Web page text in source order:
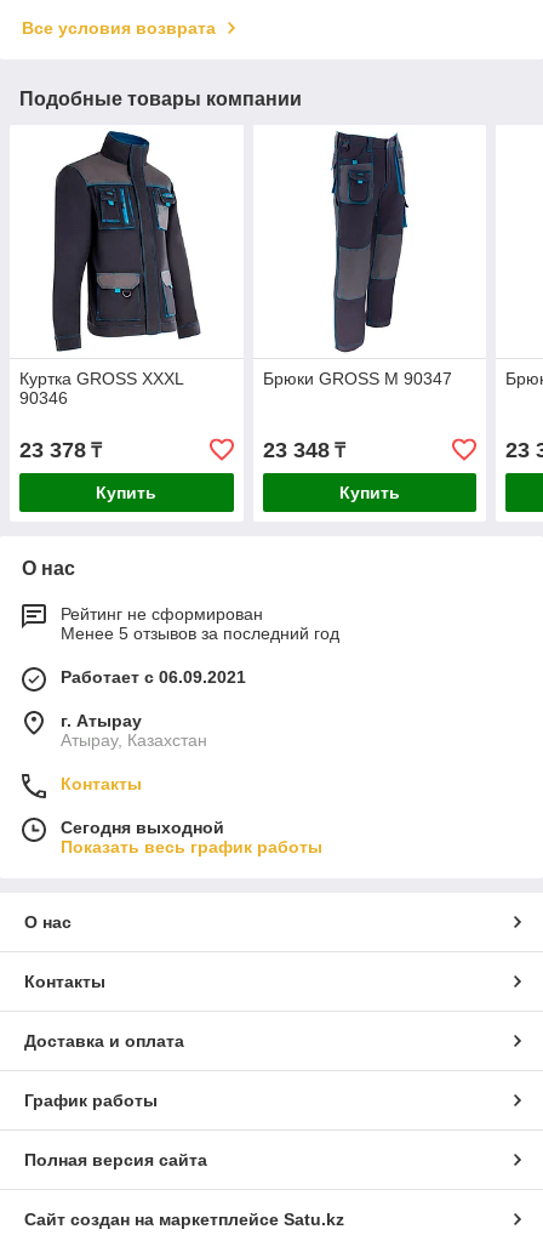
Все условия возврата
Подобные товары компании
Куртка GROSS XXXL
90346
23 378 ₸
Купить
Брюки GROSS M 90347
23 348₸
Купить
23
О нас
Рейтинг не сформирован
Менее 5 отзывов за последний год
Работает с 06.09.2021
г. Атырау
Атырау, Казахстан
Контакты
Сегодня выходной
Показать весь график работы
О нас
Контакты
Доставка и оплата
График работы
Полная версия сайта
Сайт создан на маркетплейсе Satu.kz